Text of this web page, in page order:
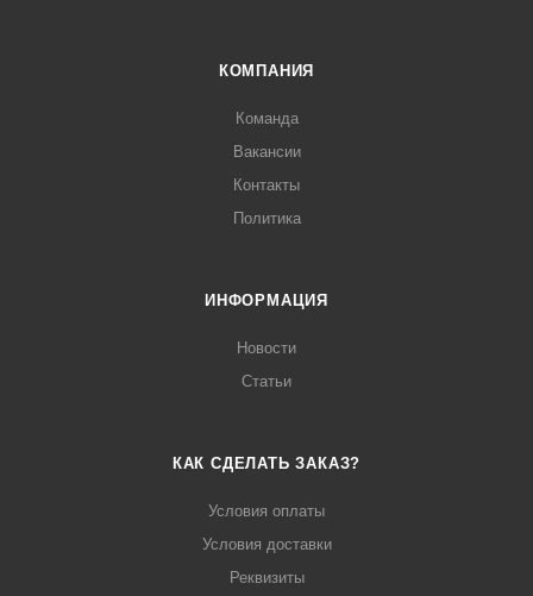
КОМПАНИЯ
Команда
Вакансии
Контакты
Политика
ИНФОРМАЦИЯ
Новости
Статьи
КАК СДЕЛАТЬ ЗАКАЗ?
Условия оплаты
Условия доставки
Реквизиты